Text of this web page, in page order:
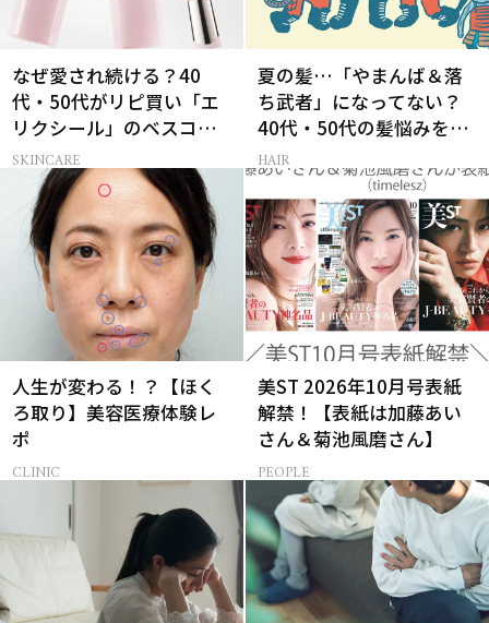
なぜ愛され続ける？40
代・50代がリピ買い「エ
リクシール」のベスコス
受賞名品3選
SKINCARE
夏の髪…「やまんば＆落
ち武者」になってない？
40代・50代の髪悩みをレ
スキューする裏ワザ
HAIR
人生が変わる！？【ほく
ろ取り】美容医療体験レ
ポ
CLINIC
美ST 2026年10月号表紙
解禁！【表紙は加藤あい
さん＆菊池風磨さん】
PEOPLE